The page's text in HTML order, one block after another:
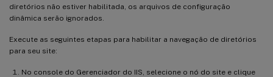
diretórios não estiver habilitada, os arquivos de configuração
dinâmica serão ignorados.
Execute as seguintes etapas para habilitar a navegação de diretórios
para seu site:
No console do Gerenciador do IIS, selecione o nó do site e clique